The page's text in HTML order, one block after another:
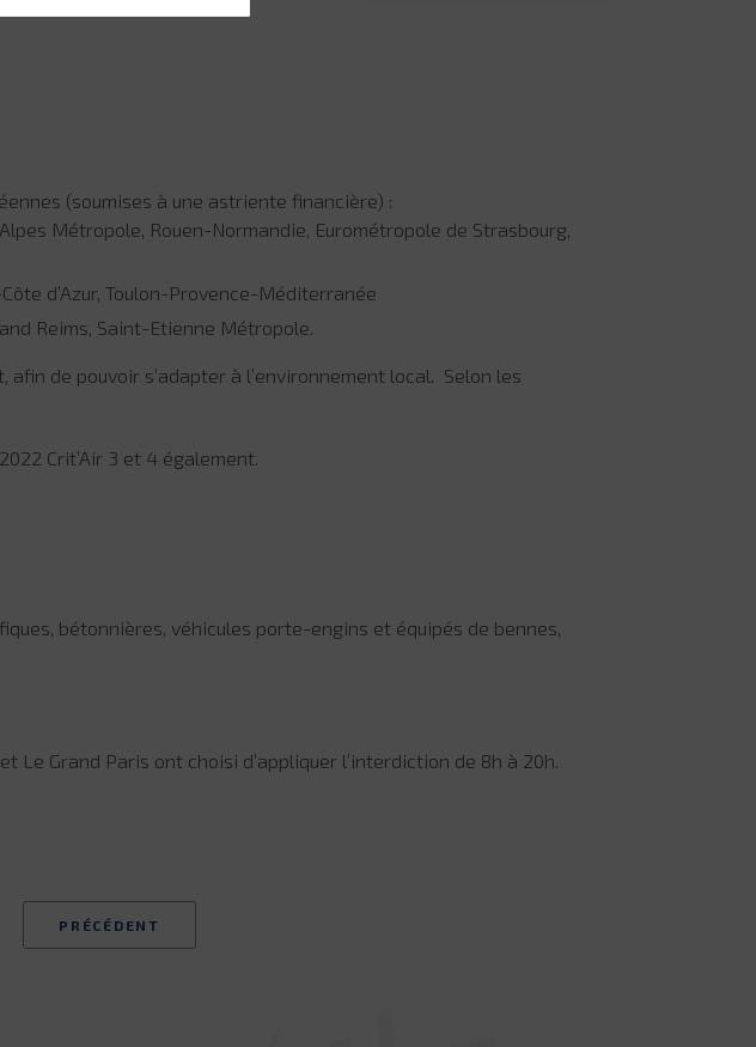
(soumises à une astriente financière) :
Métropole, Rouen-Normandie, Eurométropole de Strasbourg,
d’Azur, Toulon-Provence-Méditerranée
Reims, Saint-Etienne Métropole.
afin de pouvoir s’adapter à l’environnement local
Selon les
Crit’Air 3 et 4 également.
bétonnières, véhicules porte-engins et équipés de bennes,
Le Grand Paris ont choisi d’appliquer l’interdiction de 8h à 20h.
PRÉCÉDENT